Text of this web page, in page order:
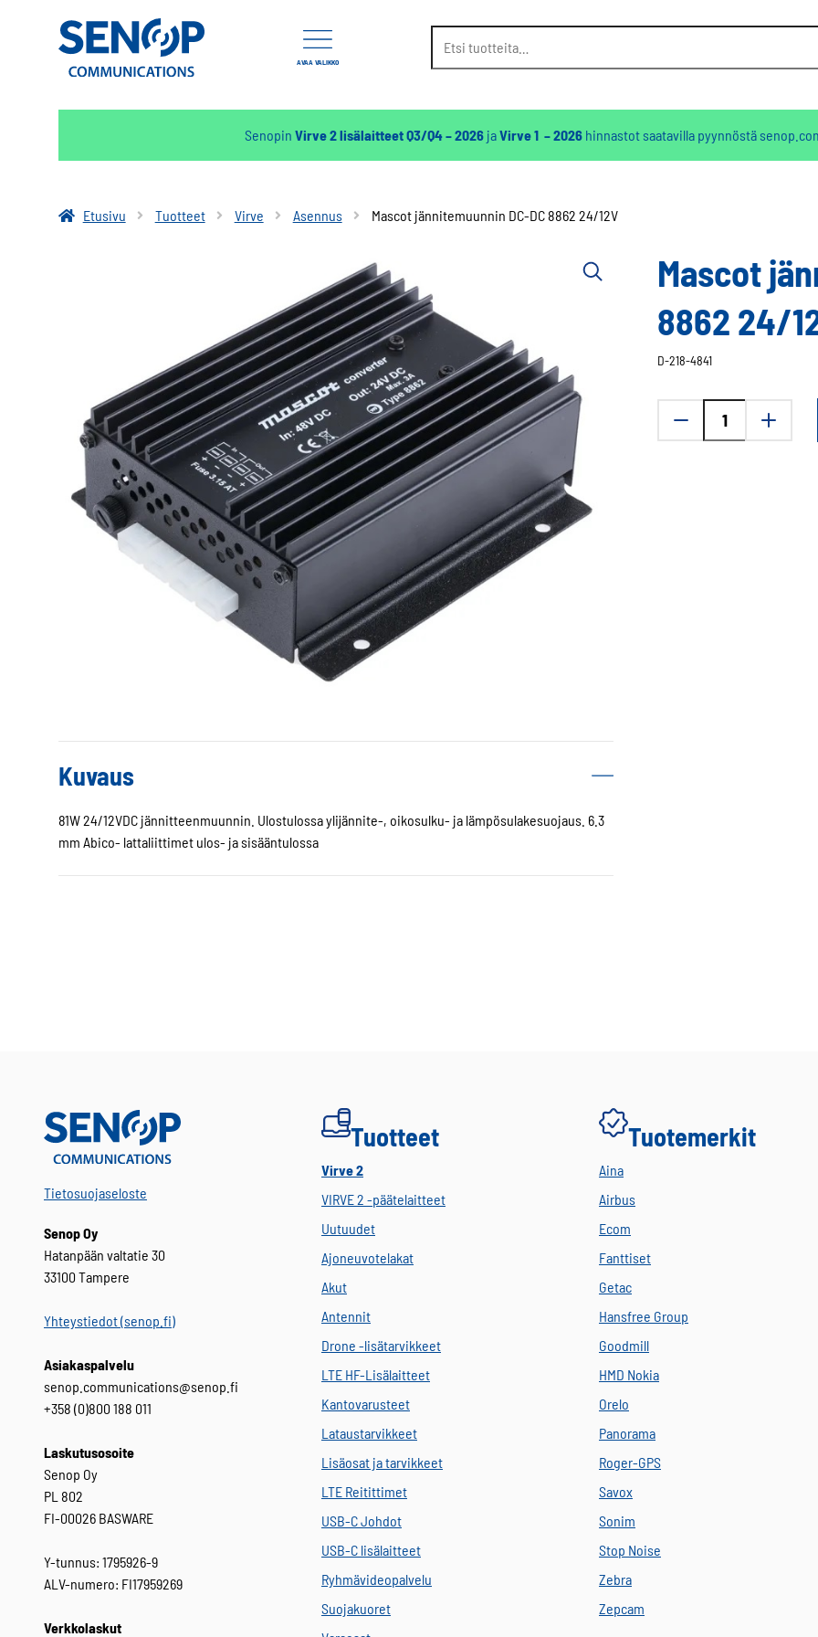
AVAA VALIKKO
Senopin Virve 2 lisälaitteet Q3/Q4 – 2026jaVirve 1 – 2026hinnastot saatavilla pyynnöstä
Etusivu
Tuotteet Virve Asennus Mascot jännitemuunnin DC-DC 8862 24/12V
Mascot
8862 24/
D-218-4841
jännitemuunnin
Kuvaus
81W 24/12VDC jännitteenmuunnin. Ulostulossa ylijännite-, oikosulku- ja lämpösulakesuojaus. 6.3
mm Abico- lattaliittimet ulos- ja sisääntulossa
Tietosuojaseloste
Senop Oy
Hatanpään valtatie 30
33100 Tampere
Yhteystiedot (senop.fi)
Asiakaspalvelu
senop.communications@senop.fi
+358 (0)800 188 011
Laskutusosoite
Senop Oy
PL 802
FI-00026 BASWARE
Y-tunnus: 1795926-9
ALV-numero: FI17959269
Verkkolaskut
Tuotteet
Virve 2
VIRVE 2 -päätelaitteet
Uutuudet
Ajoneuvotelakat
Akut
Antennit
Drone -lisätarvikkeet
LTE HF-Lisälaitteet
Kantovarusteet
Lataustarvikkeet
Lisäosat ja tarvikkeet
LTE Reitittimet
USB-C Johdot
USB-C lisälaitteet
Ryhmävideopalvelu
Suojakuoret
Tuotemerkit
Aina
Airbus
Ecom
Fanttiset
Getac
Hansfree Group
Goodmill
HMD Nokia
Orelo
Panorama
Roger-GPS
Savox
Sonim
Stop Noise
Zebra
Zepcam